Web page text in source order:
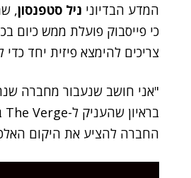
המדע הבדיוני ניל סטפנסון,
כי פייסבוק פועלת ממש כיום
צריכים להימצא פיזית יחד
"אני חושב שנעבור מחברה
בראיון שהעניק ל-The Verge באמצע יולי האחרון ושעליו
החברה להציע את היקום